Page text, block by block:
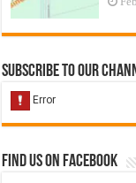
Subscribe to our
Find us on Facebook